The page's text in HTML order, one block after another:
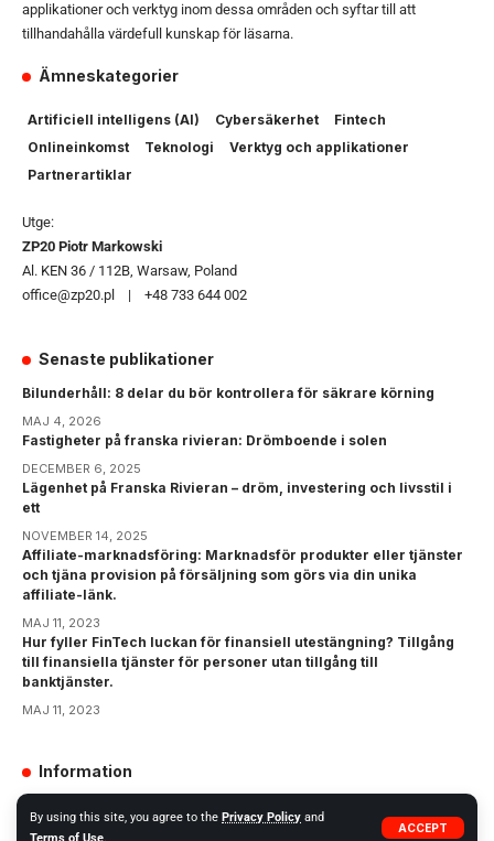
By using this site, you agree to the Privacy Policy and
ACCEPT
applikationer och verktyg inom dessa områden och syftar till att
tillhandahålla värdefull kunskap för läsarna.
Ämneskategorier
Artificiell intelligens (AI) Cybersäkerhet
Fintech
Onlineinkomst
Teknologi
Verktyg och applikationer
Partnerartiklar
Utge:
ZP20 Piotr Markowski
Al. KEN 36 / 112B, Warsaw, Poland
office@zp20.pl | +48 733 644 002
Senaste publikationer
Bilunderhåll: 8 delar du bör kontrollera för säkrare körning
MAJ 4, 2026
Fastigheter på franska rivieran: Drömboende i solen
DECEMBER 6, 2025
Lägenhet på Franska Rivieran – dröm, investering och livsstil i
ett
NOVEMBER 14, 2025
Affiliate-marknadsföring: Marknadsför produkter eller tjänster
och tjäna provision på försäljning som görs via din unika
affiliate-länk.
MAJ 11, 2023
Hur fyller FinTech luckan för finansiell utestängning? Tillgång
till finansiella tjänster för personer utan tillgång till
banktjänster.
MAJ 11, 2023
Information